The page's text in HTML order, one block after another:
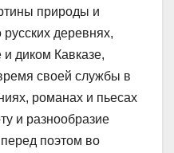
природы и
деревнях,
диком Кавказе,
своей службы в
романах и пьесах
и разнообразие
поэтом во